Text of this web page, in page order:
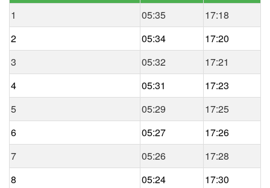
1
05:35
17:18
2
05:34
17:20
3
05:32
17:21
4
05:31
17:23
5
05:29
17:25
6
05:27
17:26
7
05:26
17:28
8
05:24
17:30